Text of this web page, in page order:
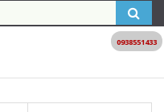
0938551433